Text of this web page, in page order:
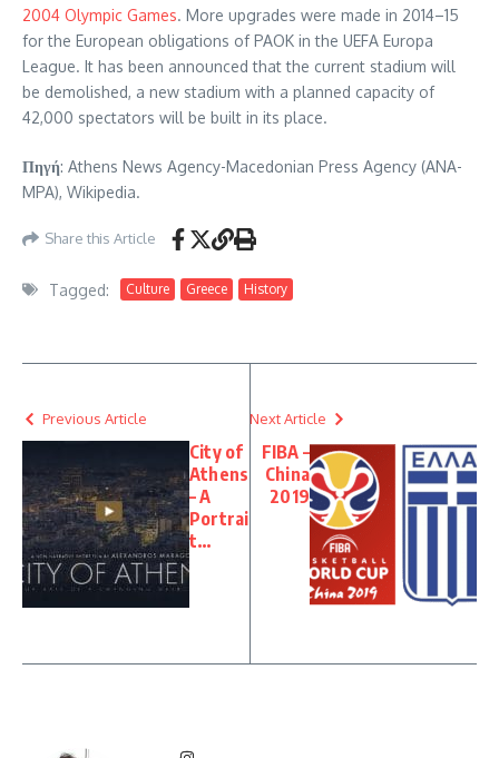
2004 Olympic Games. More upgrades were made in 2014–15
for the European obligations of PAOK in the UEFA Europa
League. It has been announced that the current stadium will
be demolished, a new stadium with a planned capacity of
42,000 spectators will be built in its place.
Πηγή: Athens News Agency-Macedonian Press Agency (ANA-
MPA), Wikipedia.
Share this Article
Tagged: Culture Greece History
Previous Article
City of
Athens
– A
Portrai
t…
Next Article
FIBA –
China
2019